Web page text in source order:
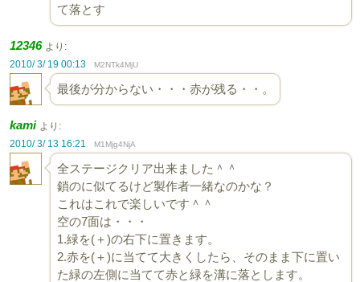
て落とす
12346 より:
2010/ 3/ 19 00:13
M2NTk4MjU
最後が分からない・・・赤が残る・・。
kami より:
2010/ 3/ 13 16:21
M1Mjg4NjA
全ステージクリア出来ました＾＾
鎖のに似てるけど製作者一緒なのかな？
これはこれで楽しいです＾＾
空の7面は・・・
1.緑を(＋)の右下に置きます。
2.赤を(＋)に当てて大きくしたら、そのまま下に置い
た緑の左側に当てて赤と緑を溝に落とします。